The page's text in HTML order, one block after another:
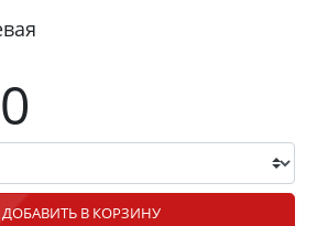
ДОБАВИТЬ В КОРЗИНУ